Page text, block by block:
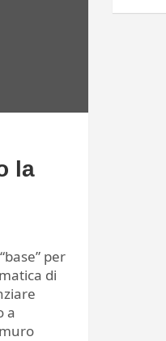
la
per
di
a